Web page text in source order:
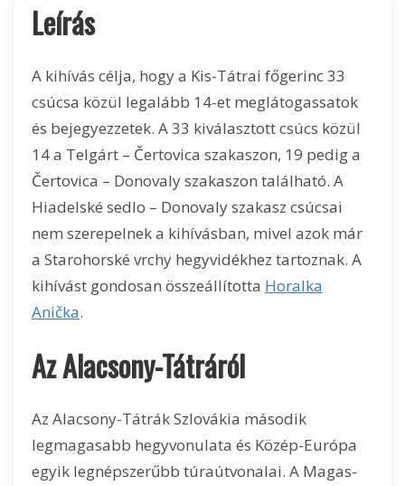
Leírás
A kihívás célja, hogy a Kis-Tátrai főgerinc 33
csúcsa közül legalább 14-et meglátogassatok
és bejegyezzetek. A 33 kiválasztott csúcs közül
14 a Telgárt – Čertovica szakaszon, 19 pedig a
Čertovica – Donovaly szakaszon található. A
Hiadelské sedlo – Donovaly szakasz csúcsai
nem szerepelnek a kihívásban, mivel azok már
a Starohorské vrchy hegyvidékhez tartoznak. A
kihívást gondosan összeállította Horalka
Anička.
Az Alacsony-Tátráról
Az Alacsony-Tátrák Szlovákia második
legmagasabb hegyvonulata és Közép-Európa
egyik legnépszerűbb túraútvonalai. A Magas-